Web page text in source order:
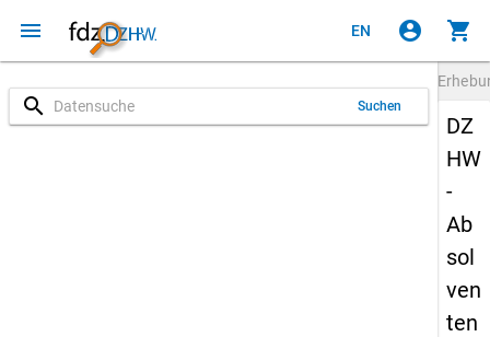
menu EN account_circle shopping_cart
search Suchen
DZ
HW
-
Ab
sol
ven
ten